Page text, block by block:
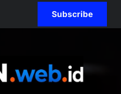
Subscribe